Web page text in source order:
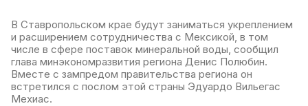
В Ставропольском крае будут заниматься укреплением
и расширением сотрудничества с Мексикой, в том
числе в сфере поставок минеральной воды, сообщил
глава минэкономразвития региона Денис Полюбин.
Вместе с зампредом правительства региона он
встретился с послом этой страны Эдуардо Вильегас
Мехиас.